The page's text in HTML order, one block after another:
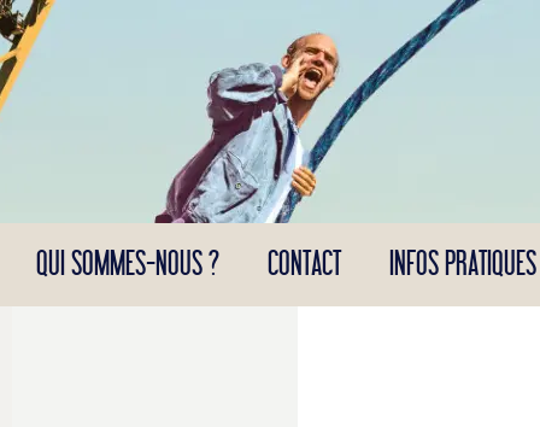
Panneau de gestion des cookies
QUI SOMMES-NOUS ? CONTACT INFOS PRATIQUES